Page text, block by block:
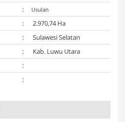
: Usulan
:
2.970,74 Ha
:
Sulawesi Selatan
:
Kab. Luwu Utara
:
: